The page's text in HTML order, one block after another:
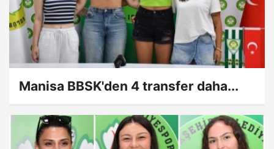
Manisa BBSK'den 4 transfer daha...